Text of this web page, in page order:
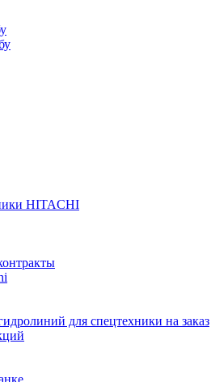
HITACHI
для спецтехники на заказ